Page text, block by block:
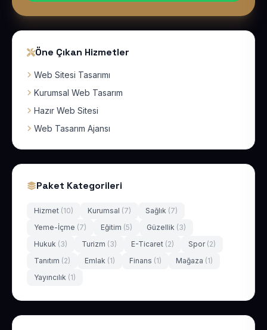
Öne Çıkan Hizmetler
Web Sitesi Tasarımı
Kurumsal Web Tasarım
Hazır Web Sitesi
Web Tasarım Ajansı
Paket Kategorileri
Hizmet (10) Kurumsal (7) Sağlık (7)
Yeme-İçme (7) Eğitim (5) Güzellik (3)
Hukuk (3) Turizm (3) E-Ticaret (2) Spor (2)
Tanıtım (2) Emlak (1) Finans (1) Mağaza (1)
Yayıncılık (1)